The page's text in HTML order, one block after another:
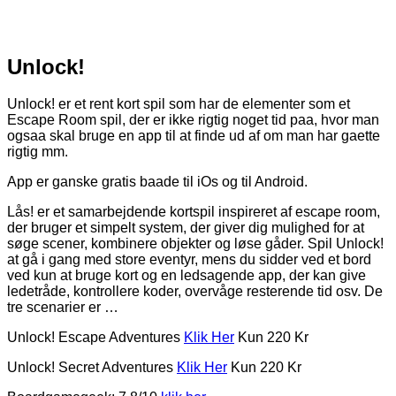
Unlock!
Unlock! er et rent kort spil som har de elementer som et
Escape Room spil, der er ikke rigtig noget tid paa, hvor man
ogsaa skal bruge en app til at finde ud af om man har gaette
rigtig mm.
App er ganske gratis baade til iOs og til Android.
Lås! er et samarbejdende kortspil inspireret af escape room,
der bruger et simpelt system, der giver dig mulighed for at
søge scener, kombinere objekter og løse gåder. Spil Unlock!
at gå i gang med store eventyr, mens du sidder ved et bord
ved kun at bruge kort og en ledsagende app, der kan give
ledetråde, kontrollere koder, overvåge resterende tid osv. De
tre scenarier er …
Unlock! Escape Adventures Klik Her Kun 220 Kr
Unlock! Secret Adventures Klik Her Kun 220 Kr